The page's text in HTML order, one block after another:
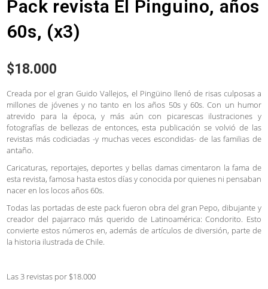
Pack revista El Pinguino, años
60s, (x3)
$18.000
Creada por el gran Guido Vallejos, el Pingüino llenó de risas culposas a
millones de jóvenes y no tanto en los años 50s y 60s. Con un humor
atrevido para la época, y más aún con picarescas ilustraciones y
fotografías de bellezas de entonces, esta publicación se volvió de las
revistas más codiciadas -y muchas veces escondidas- de las familias de
antaño.
Caricaturas, reportajes, deportes y bellas damas cimentaron la fama de
esta revista, famosa hasta estos días y conocida por quienes ni pensaban
nacer en los locos años 60s.
Todas las portadas de este pack fueron obra del gran Pepo, dibujante y
creador del pajarraco más querido de Latinoamérica: Condorito. Esto
convierte estos números en, además de artículos de diversión, parte de
la historia ilustrada de Chile.
Las 3 revistas por $18.000